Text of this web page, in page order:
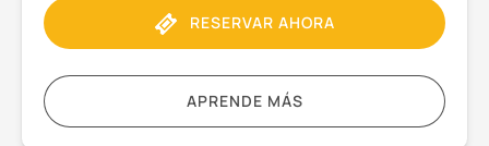
RESERVAR AHORA
APRENDE MÁS